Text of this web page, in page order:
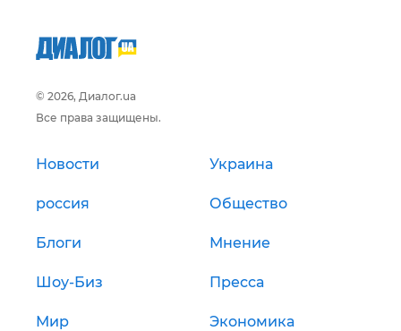
© 2026, Диалог.ua
Все права защищены.
Новости Украина
россия Общество
Блоги Мнение
Шоу-Биз Пресса
Мир Экономика